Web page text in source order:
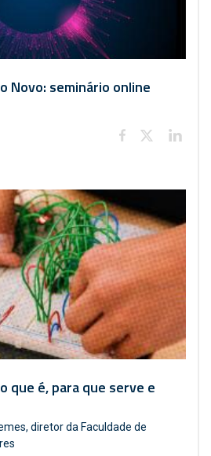
Novo: seminário online
que é, para que serve e
diretor da Faculdade de